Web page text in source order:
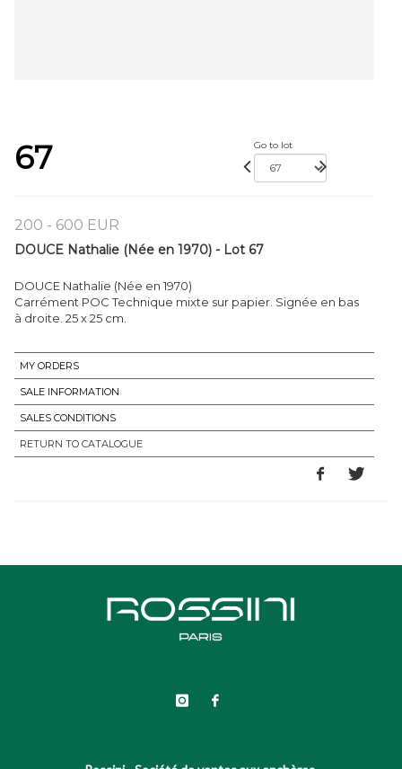
67 Go to lot
200 - 600 EUR
DOUCE Nathalie (Née en 1970) - Lot 67
DOUCE Nathalie (Née en 1970)
Carrément POC Technique mixte sur papier. Signée en bas
à droite. 25 x 25 cm.
MY ORDERS
SALE INFORMATION
SALES CONDITIONS
RETURN TO CATALOGUE